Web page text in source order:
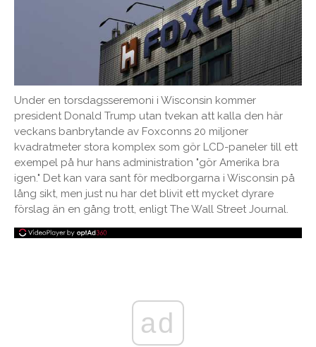
Under en torsdagsseremoni i Wisconsin kommer
president Donald Trump utan tvekan att kalla den här
veckans banbrytande av Foxconns 20 miljoner
kvadratmeter stora komplex som gör LCD-paneler till ett
exempel på hur hans administration "gör Amerika bra
igen." Det kan vara sant för medborgarna i Wisconsin på
lång sikt, men just nu har det blivit ett mycket dyrare
förslag än en gång trott, enligt The Wall Street Journal.
ad